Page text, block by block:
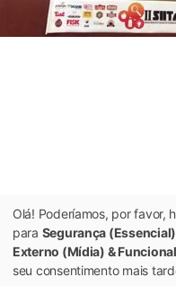
Olá! Poderíamos, por favor,
para Segurança
Externo (Mídia) & Funcional
seu consentimento mais